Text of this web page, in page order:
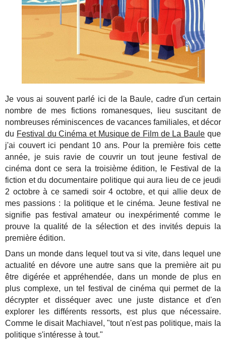
Je vous ai souvent parlé ici de la Baule, cadre d'un certain
nombre de mes fictions romanesques, lieu suscitant de
nombreuses réminiscences de vacances familiales, et décor
du Festival du Cinéma et Musique de Film de La Baule que
j'ai couvert ici pendant 10 ans. Pour la première fois cette
année, je suis ravie de couvrir un tout jeune festival de
cinéma dont ce sera la troisième édition, le Festival de la
fiction et du documentaire politique qui aura lieu de ce jeudi
2 octobre à ce samedi soir 4 octobre, et qui allie deux de
mes passions : la politique et le cinéma. Jeune festival ne
signifie pas festival amateur ou inexpérimenté comme le
prouve la qualité de la sélection et des invités depuis la
première édition.
Dans un monde dans lequel tout va si vite, dans lequel une
actualité en dévore une autre sans que la première ait pu
être digérée et appréhendée, dans un monde de plus en
plus complexe, un tel festival de cinéma qui permet de la
décrypter et disséquer avec une juste distance et d'en
explorer les différents ressorts, est plus que nécessaire.
Comme le disait Machiavel, "tout n'est pas politique, mais la
politique s'intéresse à tout."